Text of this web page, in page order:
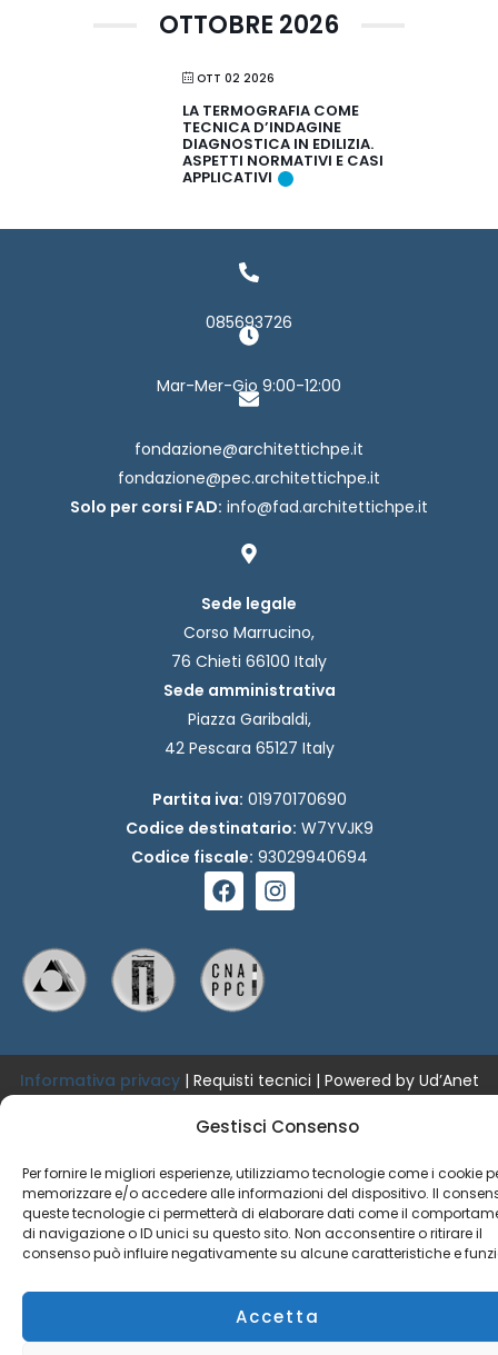
Gestisci Consenso
Per fornire le migliori esperienze, utilizziamo tecnologie come i cookie
memorizzare e/o accedere alle informazioni del dispositivo. Il
queste tecnologie ci permetterà di elaborare dati come il
di navigazione o ID unici su questo sito. Non acconsentire o ritirare il
consenso può influire negativamente su alcune caratteristiche e
Accetta
OTTOBRE 2026
OTT 02 2026
LA TERMOGRAFIA COME
TECNICA D’INDAGINE
DIAGNOSTICA IN EDILIZIA.
ASPETTI NORMATIVI E CASI
APPLICATIVI
085693726
Mar-Mer-Gio 9:00-12:00
fondazione@architettichpe.it
fondazione@pec.architettichpe.it
Solo per corsi FAD: info@fad.architettichpe.it
Sede legale
Corso Marrucino,
76 Chieti 66100 Italy
Sede amministrativa
Piazza Garibaldi,
42 Pescara 65127 Italy
Partita iva: 01970170690
Codice destinatario: W7YVJK9
Codice fiscale: 93029940694
F
a
e
b
o
o
I
n
m
Informativa privacy | Requisti tecnici | Powered by Ud’Anet
Copyright © Fondazione Architetti Chieti Pescara